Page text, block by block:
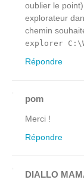
oublier le
explorateur
chemin
explorer
Répondre
pom
Merci !
Répondre
DIALLO